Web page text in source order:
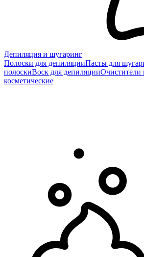
Депиляция и шугаринг
Полоски для депиляцииПасты для
полоскиВоск для депиляцииОчистители
косметические